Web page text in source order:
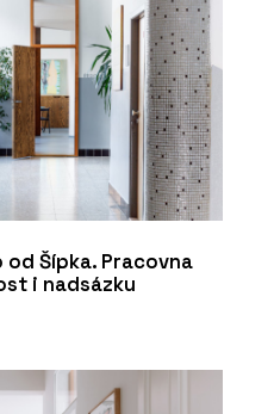
Šípka. Pracovna
i nadsázku